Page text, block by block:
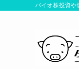
バイオ株投資や